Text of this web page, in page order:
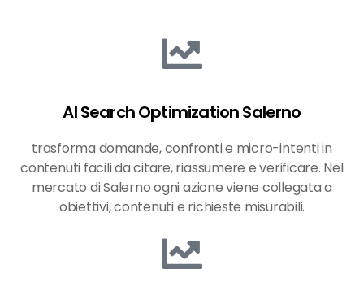
AI Search Optimization Salerno
trasforma domande, confronti e micro-intenti in
contenuti facili da citare, riassumere e verificare. Nel
mercato di Salerno ogni azione viene collegata a
obiettivi, contenuti e richieste misurabili.